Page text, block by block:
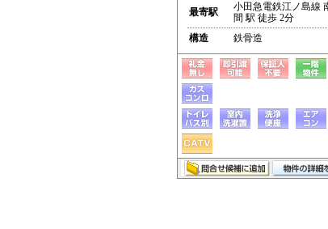
最寄駅
小田急電鉄江ノ島線
間 駅 徒歩 2分
構造
鉄骨造